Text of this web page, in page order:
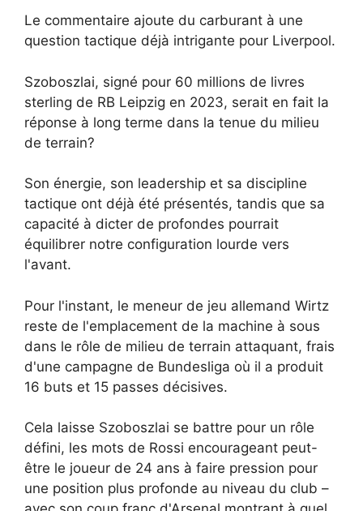
Le commentaire ajoute du carburant à une
question tactique déjà intrigante pour Liverpool.
Szoboszlai, signé pour 60 millions de livres
sterling de RB Leipzig en 2023, serait en fait la
réponse à long terme dans la tenue du milieu
de terrain?
Son énergie, son leadership et sa discipline
tactique ont déjà été présentés, tandis que sa
capacité à dicter de profondes pourrait
équilibrer notre configuration lourde vers
l'avant.
Pour l'instant, le meneur de jeu allemand Wirtz
reste de l'emplacement de la machine à sous
dans le rôle de milieu de terrain attaquant, frais
d'une campagne de Bundesliga où il a produit
16 buts et 15 passes décisives.
Cela laisse Szoboszlai se battre pour un rôle
défini, les mots de Rossi encourageant peut-
être le joueur de 24 ans à faire pression pour
une position plus profonde au niveau du club –